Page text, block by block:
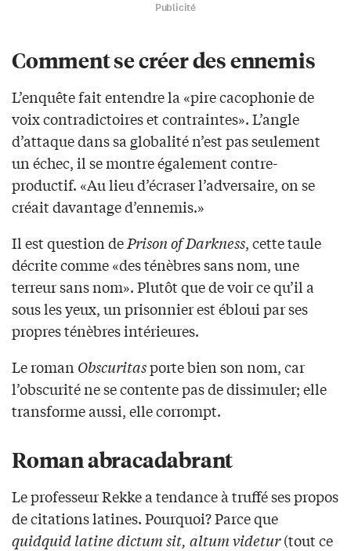
Publicité
Comment se créer des ennemis
L’enquête fait entendre la «pire cacophonie de
voix contradictoires et contraintes». L’angle
d’attaque dans sa globalité n’est pas seulement
un échec, il se montre également contre-
productif. «Au lieu d’écraser l’adversaire, on se
créait davantage d’ennemis.»
Il est question dePrison of Darkness, cette taule
décrite comme «des ténèbres sans nom, une
terreur sans nom». Plutôt que de voir ce qu’il a
sous les yeux, un prisonnier est ébloui par ses
propres ténèbres intérieures.
Le roman Obscuritasporte bien son nom, car
l’obscurité ne se contente pas de dissimuler; elle
transforme aussi, elle corrompt.
Roman abracadabrant
Le professeur Rekke a tendance à truffé ses propos
de citations latines. Pourquoi? Parce que
quidquid latine dictum sit, altum videtur(tout ce